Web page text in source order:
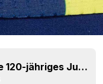
Fenerbahce 120-jähriges Jubiläum: Trikot 26-27 geleakt